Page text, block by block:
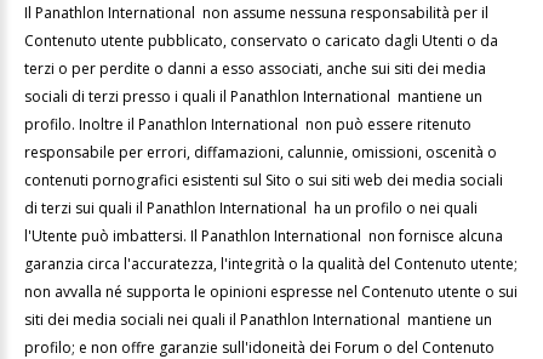
Il Panathlon International non assume nessuna responsabilità per il
Contenuto utente pubblicato, conservato o caricato dagli Utenti o da
terzi o per perdite o danni a esso associati, anche sui siti dei media
sociali di terzi presso i quali il Panathlon International mantiene un
profilo. Inoltre il Panathlon International non può essere ritenuto
responsabile per errori, diffamazioni, calunnie, omissioni, oscenità o
contenuti pornografici esistenti sul Sito o sui siti web dei media sociali
di terzi sui quali il Panathlon International ha un profilo o nei quali
l'Utente può imbattersi. Il Panathlon International non fornisce alcuna
garanzia circa l'accuratezza, l'integrità o la qualità del Contenuto utente;
non avvalla né supporta le opinioni espresse nel Contenuto utente o sui
siti dei media sociali nei quali il Panathlon International mantiene un
profilo; e non offre garanzie sull'idoneità dei Forum o del Contenuto